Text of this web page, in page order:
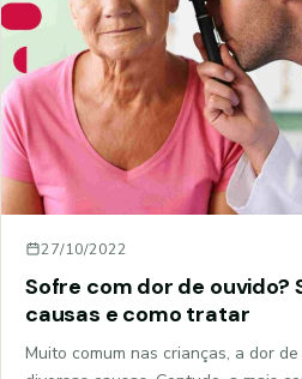
27/10/2022
Sofre com dor de ouvido?
causas e como tratar
Muito comum nas crianças, a dor